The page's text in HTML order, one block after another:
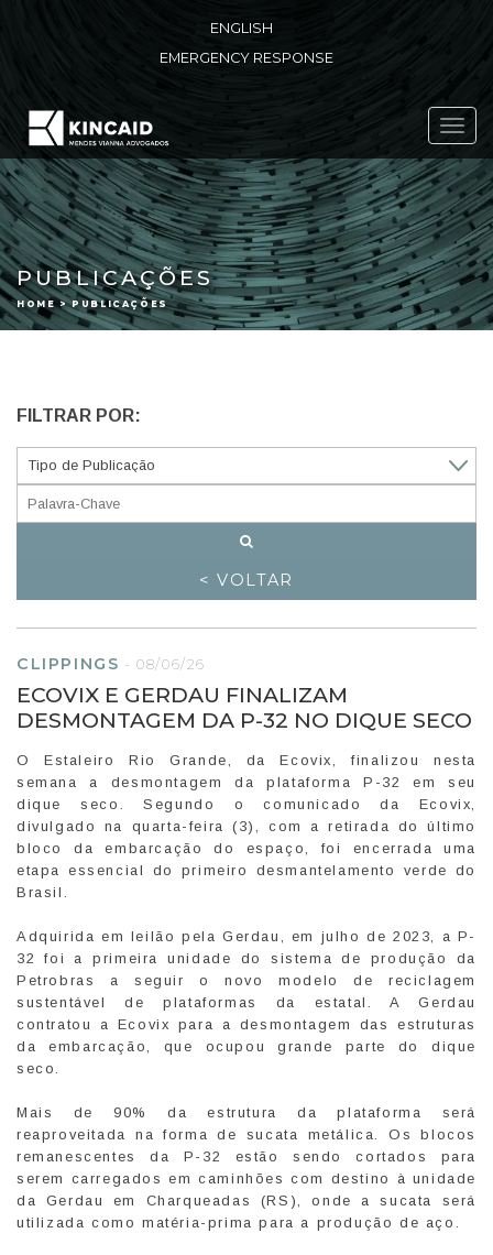
ENGLISH
EMERGENCY RESPONSE
PUBLICAÇÕES
HOME > PUBLICAÇÕES
FILTRAR POR:
< VOLTAR
CLIPPINGS -08/06/26
ECOVIX E GERDAU FINALIZAM
DESMONTAGEM DA P-32 NO DIQUE SECO
O Estaleiro Rio Grande, da Ecovix, finalizou nesta
semana a desmontagem da plataforma P-32 em seu
dique seco. Segundo o comunicado da Ecovix,
divulgado na quarta-feira (3), com a retirada do último
bloco da embarcação do espaço, foi encerrada uma
etapa essencial do primeiro desmantelamento verde do
Brasil.
Adquirida em leilão pela Gerdau, em julho de 2023, a P-
32 foi a primeira unidade do sistema de produção da
Petrobras a seguir o novo modelo de reciclagem
sustentável de plataformas da estatal. A Gerdau
contratou a Ecovix para a desmontagem das estruturas
da embarcação, que ocupou grande parte do dique
seco.
Mais de 90% da estrutura da plataforma será
reaproveitada na forma de sucata metálica. Os blocos
remanescentes da P-32 estão sendo cortados para
serem carregados em caminhões com destino à unidade
da Gerdau em Charqueadas (RS), onde a sucata será
utilizada como matéria-prima para a produção de aço.